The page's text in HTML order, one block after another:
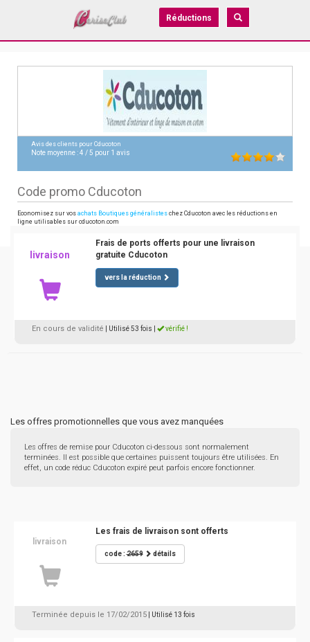
Réductions
Avis des clients pour Cducoton
Note moyenne :4 /5 pour 1 avis
Code promo Cducoton
Economisez sur vos achats Boutiques généralistes chez Cducoton avec les réductions en
ligne utilisables sur cducoton.com
livraison
Frais de ports offerts pour une livraison
gratuite Cducoton
vers la réduction
En cours de validité | Utilisé 53 fois vérifié !
Les offres promotionnelles que vous avez manquées
Les offres de remise pour Cducoton ci-dessous sont normalement
terminées. Il est possible que certaines puissent toujours être utilisées. En
effet, un code réduc Cducoton expiré peut parfois encore fonctionner.
livraison
Les frais de livraison sont offerts
code :2659 détails
Terminée depuis le 17/02/2015 | Utilisé 13 fois